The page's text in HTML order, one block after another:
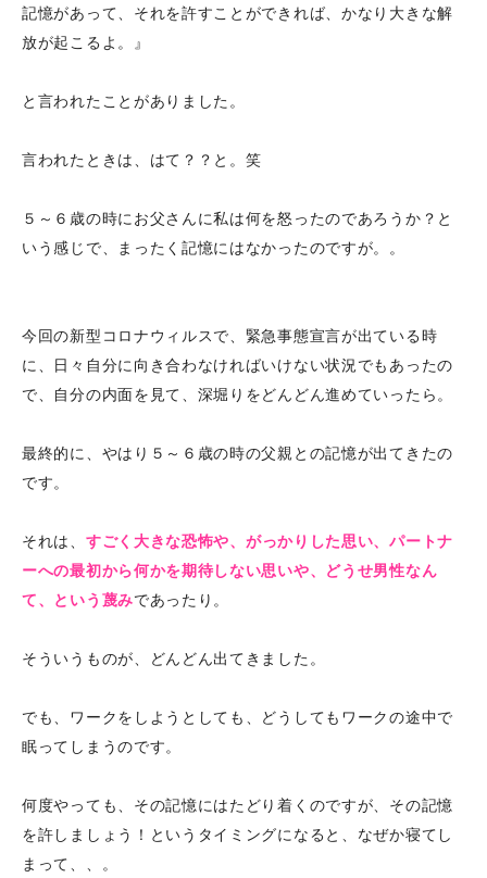
記憶があって、それを許すことができれば、かなり大きな解
放が起こるよ。』
と言われたことがありました。
言われたときは、はて？？と。笑
５～６歳の時にお父さんに私は何を怒ったのであろうか？と
いう感じで、まったく記憶にはなかったのですが。。
今回の新型コロナウィルスで、緊急事態宣言が出ている時
に、日々自分に向き合わなければいけない状況でもあったの
で、自分の内面を見て、深堀りをどんどん進めていったら。
最終的に、やはり５～６歳の時の父親との記憶が出てきたの
です。
それは、 すごく大きな恐怖や、がっかりした思い、パートナ
ーへの最初から何かを期待しない思いや、どうせ男性なん
て、という蔑みであったり。
そういうものが、どんどん出てきました。
でも、ワークをしようとしても、どうしてもワークの途中で
眠ってしまうのです。
何度やっても、その記憶にはたどり着くのですが、その記憶
を許しましょう！というタイミングになると、なぜか寝てし
まって、、。